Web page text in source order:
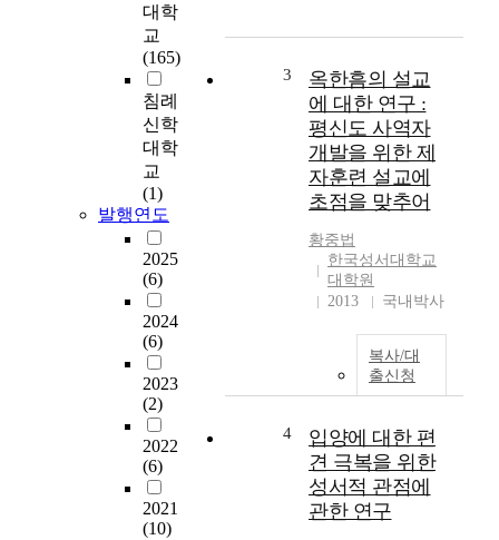
대학
교
(165)
침례
신학
대학
교
(1)
발행연도
2025
(6)
2024
(6)
2023
(2)
2022
(6)
2021
(10)
정
일
3
옥한흠의 설교
에 대한 연구 :
평신도 사역자
개발을 위한 제
자훈련 설교에
초점을 맞추어
황중법
한국성서대학교
대학원
2013
국내박사
복사/대
출신청
4
입양에 대한 편
견 극복을 위한
성서적 관점에
관한 연구